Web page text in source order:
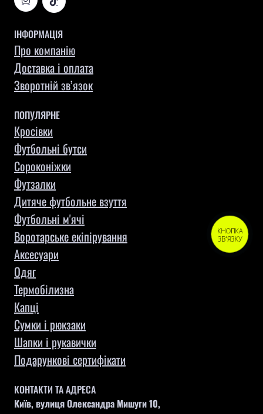
ІНФОРМАЦІЯ
Про компанію
Доставка і оплата
Зворотній зв’язок
ПОПУЛЯРНЕ
Кросівки
Футбольні бутси
Сороконіжки
Футзалки
Дитяче футбольне взуття
Футбольні м'ячі
Воротарське екіпірування
Aксесуари
Одяг
Термобілизна
Капці
Сумки і рюкзаки
Шапки і рукавички
Подарункові сертифікати
КОНТАКТИ ТА АДРЕСА
Київ, вулиця Олександра Мишуги 10,
КНОПКА
ЗВ'ЯЗКУ